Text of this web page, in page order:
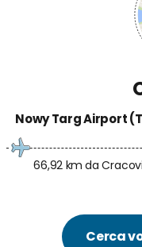
Nowy Targ Airport
66,92 km da
Cerca